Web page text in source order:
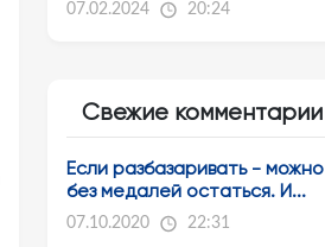
07.02.2024 20:24
Свежие комментарии
Если разбазаривать - можно
без медалей остаться. И...
07.10.2020 22:31